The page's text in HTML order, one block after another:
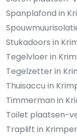
Spanplafond in
Stukadoors in
Tegelvloer in
Tegelzetter in
Thuisaccu in
Timmerman in
Toilet plaatsen-
Traplift in